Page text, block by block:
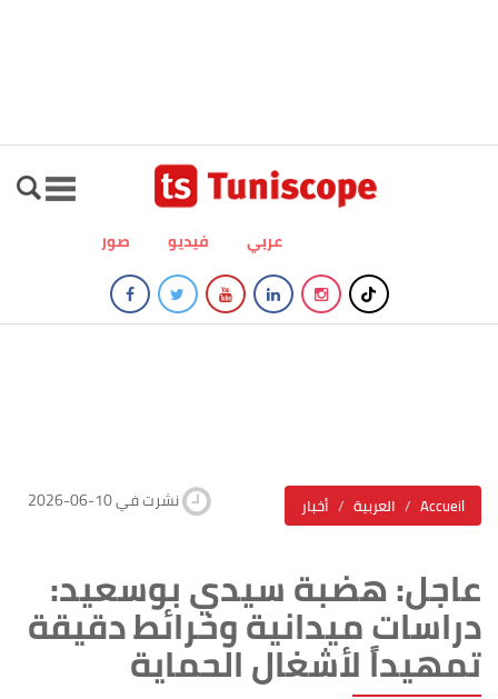
صور فيديو عربي
أخبار العربية Accueil 2026-06-10 نشرت في
عاجل: هضبة سيدي بوسعيد:
دراسات ميدانية وخرائط دقيقة
تمهيداً لأشغال الحماية